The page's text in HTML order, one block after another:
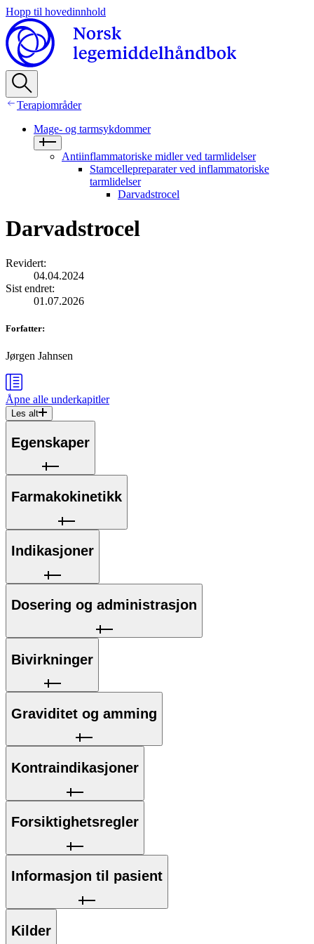
Hopp til hovedinnhold
Terapiområder
Mage- og tarmsykdommer
Antiinflammatoriske midler ved tarmlidelser
Stamcellepreparater ved inflammatoriske
tarmlidelser
Darvadstrocel
Darvadstrocel
Revidert:
04.04.2024
Sist endret:
01.07.2026
Forfatter:
Jørgen Jahnsen
Åpne alle underkapitler
Les alt
Egenskaper
Farmakokinetikk
Indikasjoner
Dosering og administrasjon
Bivirkninger
Graviditet og amming
Kontraindikasjoner
Forsiktighetsregler
Informasjon til pasient
Kilder